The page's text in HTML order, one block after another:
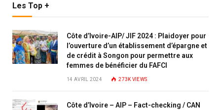
Les Top +
Côte d’Ivoire-AIP/ JIF 2024 : Plaidoyer pour
l’ouverture d’un établissement d’épargne et
de crédit à Songon pour permettre aux
femmes de bénéficier du FAFCI
14 AVRIL 2024 273K VIEWS
Côte d’Ivoire – AIP – Fact-checking / CAN